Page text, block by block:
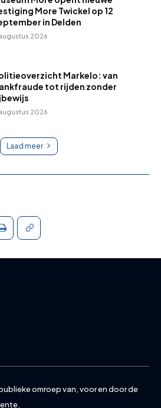
More Twickel op 12
in Delden
2026
Markelo: van
tot rijden zonder
2026
Laad meer
omroep van, voor en door de